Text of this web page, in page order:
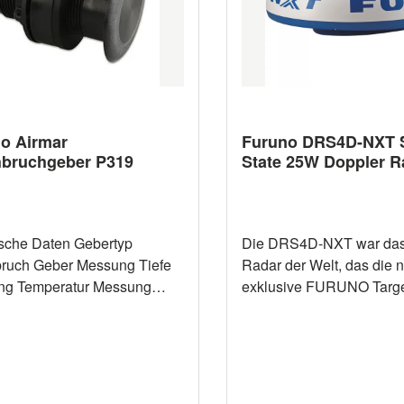
Airmar
P319
Daten Gebertyp
Messung Tiefe
Messung
Furuno DRS4D-NXT
State 25W Doppler
Die DRS4D-NXT war
Radar der Welt, das die
exklusive FURUNO